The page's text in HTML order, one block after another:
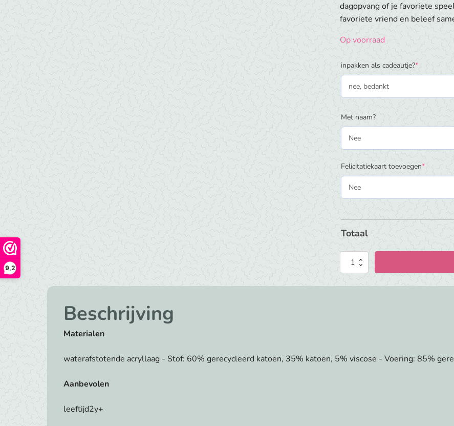
9,2
dagopvang of je favoriete
favoriete vriend en beleef
Op voorraad
inpakken als cadeautje?*(required)
Met naam?
Felicitatiekaart toevoegen*(required)
Totaal
Trixie
Rugzak
klein
naam
Beschrijving
Materialen
waterafstotende acryllaag - Stof: 60% gerecycleerd katoen, 35% katoen, 5% viscose - Voering: 85%
Aanbevolen
leeftijd2y+